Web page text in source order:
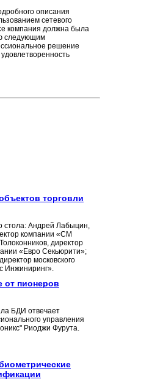
описания
сетевого
компания должна была
следующим
решение
торговли
стола: Андрей Лабыцин,
компании «СМ
директор
«Евро Секьюрити»;
московского
Инжиниринг».
от пионеров
БДИ отвечает
управления
Риоджи Фурута.